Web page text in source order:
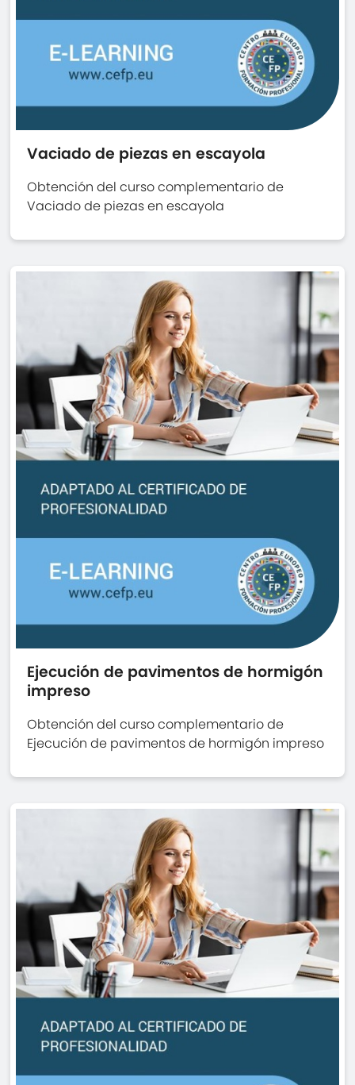
Vaciado de piezas en escayola
Obtención del curso complementario de
Vaciado de piezas en escayola
Ejecución de pavimentos de hormigón
impreso
Obtención del curso complementario de
Ejecución de pavimentos de hormigón impreso